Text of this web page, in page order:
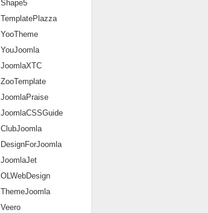
Shape5
TemplatePlazza
YooTheme
YouJoomla
JoomlaXTC
ZooTemplate
JoomlaPraise
JoomlaCSSGuide
ClubJoomla
DesignForJoomla
JoomlaJet
OLWebDesign
ThemeJoomla
Veero